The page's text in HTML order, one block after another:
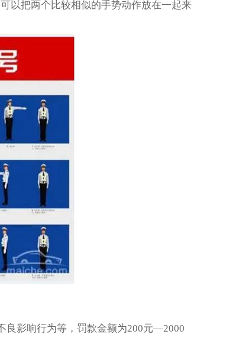
以把两个比较相似的手势动作放在一起来
良影响行为等，罚款金额为200元—2000